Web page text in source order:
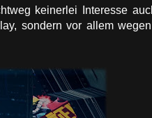
keinerlei Interesse
sondern vor allem